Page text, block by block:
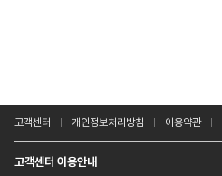
고객센터 개인정보처리방침 이용약관
고객센터 이용안내